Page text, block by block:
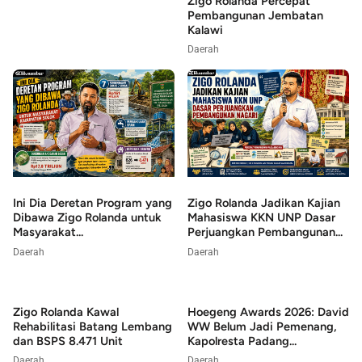
Pembangunan Jembatan
Kalawi
Daerah
Ini Dia Deretan Program yang
Dibawa Zigo Rolanda untuk
Masyarakat...
Daerah
Zigo Rolanda Jadikan Kajian
Mahasiswa KKN UNP Dasar
Perjuangkan Pembangunan...
Daerah
Zigo Rolanda Kawal
Rehabilitasi Batang Lembang
dan BSPS 8.471 Unit
Hoegeng Awards 2026: David
WW Belum Jadi Pemenang,
Kapolresta Padang...